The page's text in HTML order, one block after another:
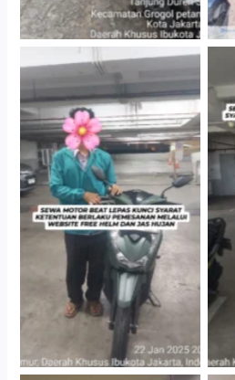
Cityplaza Jatinegara
Gedung Parkir P6A